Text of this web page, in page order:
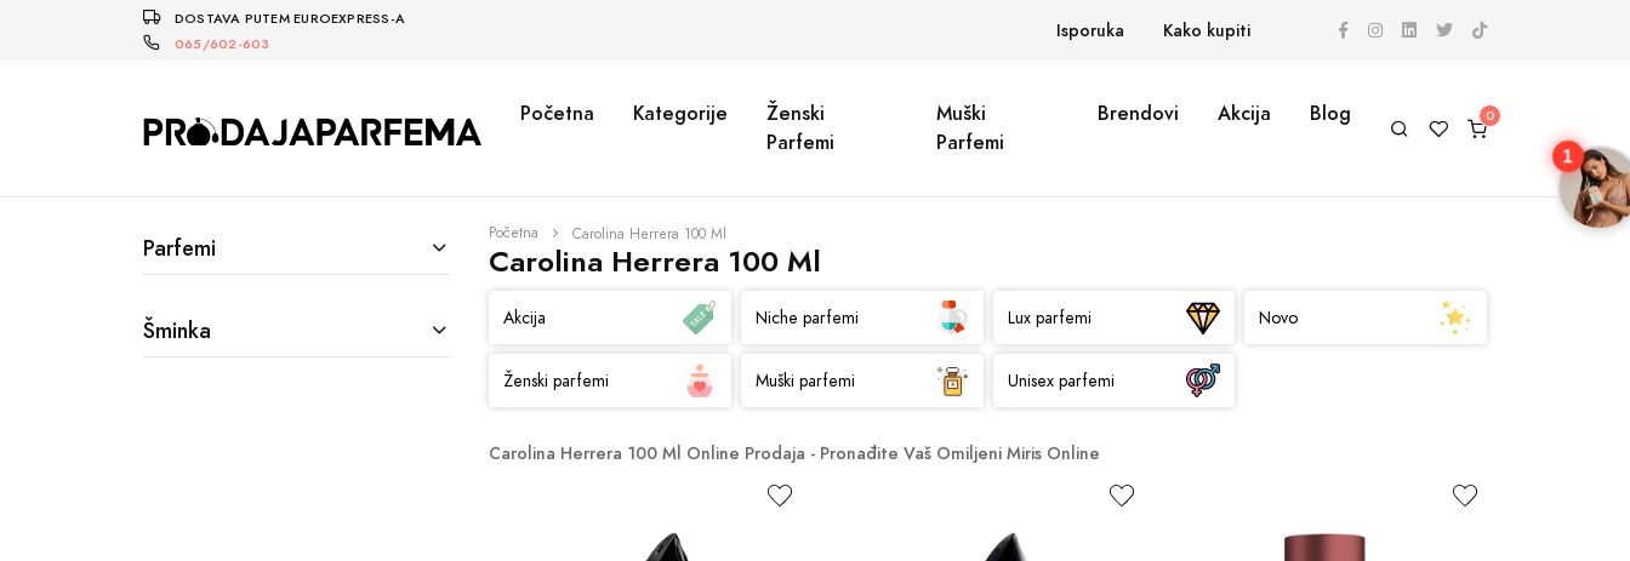
DOSTAVA PUTEM EUROEXPRESS-A
065/602-603
Isporuka Kako kupiti
Početna Kategorije
Ženski
Parfemi
Muški
Parfemi
Brendovi Akcija Blog
Parfemi
Šminka
Početna Carolina Herrera 100 Ml
Carolina Herrera 100 Ml
Akcija Niche parfemi Lux parfemi Novo
Ženski parfemi Muški parfemi Unisex parfemi
Carolina Herrera 100 Ml Online Prodaja - Pronađite Vaš Omiljeni Miris Online
1